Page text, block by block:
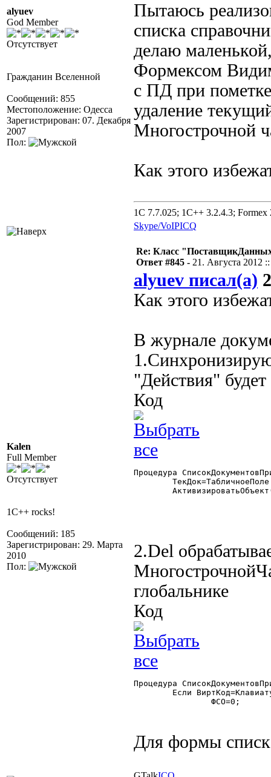
alyuev
God Member
Отсутствует
Гражданин Вселенной
Сообщений: 855
Местоположение: Одесса
Зарегистрирован: 07. Декабря
2007
Пол:
Пытаюсь
списка
делаю
Формексом
с ПД при пометке
удаление
Многострочной
Как этого
1C 7.7.025; 1C++ 3.2.4.3; Formex
Skype/VoIPICQ
Kalen
Full Member
Отсутствует
1C++ rocks!
Сообщений: 185
Зарегистрирован: 29. Марта
2010
Пол:
Re: Класс
Ответ #845 - 21. Августа 2012
alyuev писал(а)
Как этого
В журнале
"Действия"
Код
Процедура
2.Del
глобальнике
Код
Процедура
Для формы